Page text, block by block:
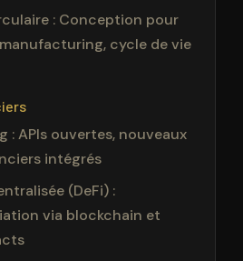
: Conception pour
cycle de vie
: APIs ouvertes, nouveaux
intégrés
(DeFi) :
via blockchain et